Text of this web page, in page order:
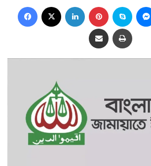
Facebook LinkedIn Pinterest Skype
Share via Email প্রিন্ট